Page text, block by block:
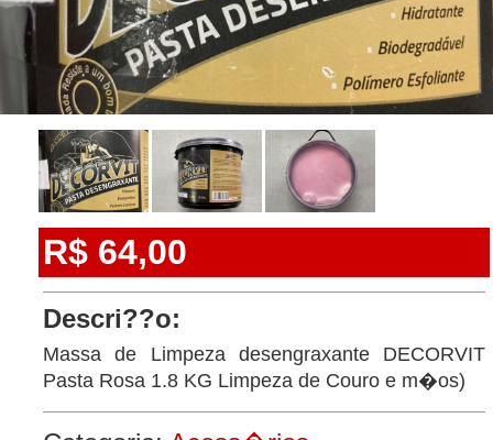
R$ 64,00
Descri??o:
Massa de Limpeza desengraxante DECORVIT
Pasta Rosa 1.8 KG Limpeza de Couro e m�os)